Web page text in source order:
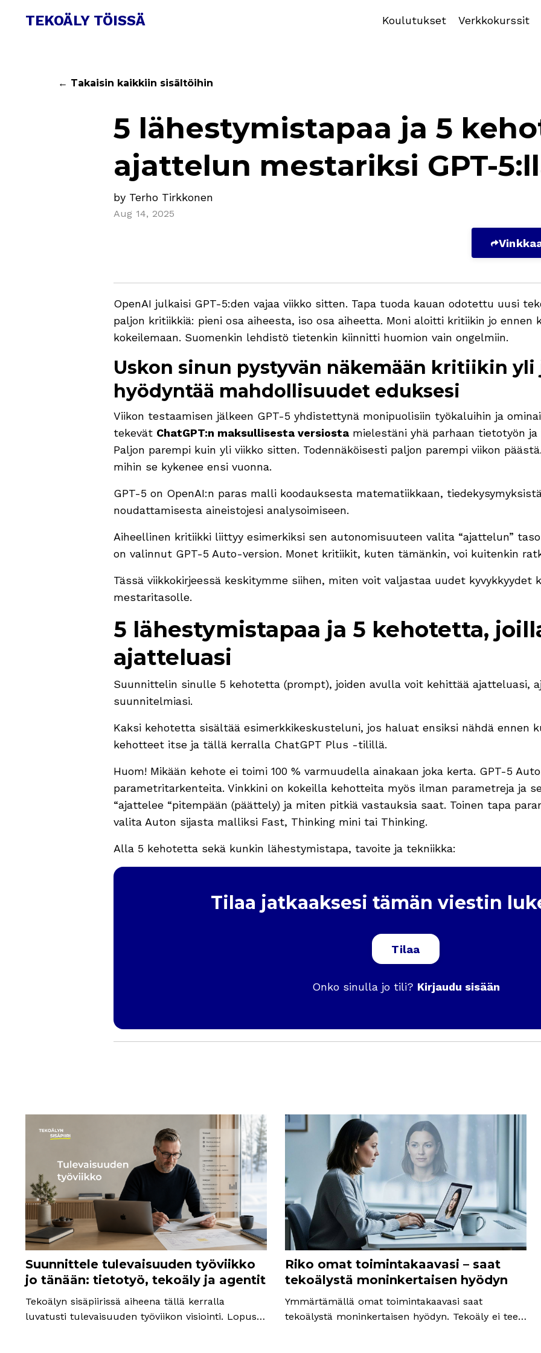
TEKOÄLY TÖISSÄ Koulutukset Verkkokurssit
← Takaisin kaikkiin sisältöihin
5 lähestymistapaa ja 5
ajattelun mestariksi GPT-
by Terho Tirkkonen
Aug 14, 2025
OpenAI julkaisi GPT-5:den vajaa viikko sitten. Tapa tuoda kauan odotettu uusi
paljon kritiikkiä: pieni osa aiheesta, iso osa aiheetta. Moni aloitti kritiikin jo ennen
kokeilemaan. Suomenkin lehdistö tietenkin kiinnitti huomion vain ongelmiin.
Uskon sinun pystyvän näkemään kritiikin yli
hyödyntää mahdollisuudet eduksesi
Viikon testaamisen jälkeen GPT-5 yhdistettynä monipuolisiin työkaluihin ja
tekevät ChatGPT:n maksullisesta versiosta mielestäni yhä parhaan tietotyön
Paljon parempi kuin yli viikko sitten. Todennäköisesti paljon parempi viikon
mihin se kykenee ensi vuonna.
GPT-5 on OpenAI:n paras malli koodauksesta matematiikkaan,
noudattamisesta aineistojesi analysoimiseen.
Aiheellinen kritiikki liittyy esimerkiksi sen autonomisuuteen valita “ajattelun”
on valinnut GPT-5 Auto-version. Monet kritiikit, kuten tämänkin, voi kuitenkin
Tässä viikkokirjeessä keskitymme siihen, miten voit valjastaa uudet kyvykkyydet
mestaritasolle.
5 lähestymistapaa ja 5 kehotetta,
ajatteluasi
Suunnittelin sinulle 5 kehotetta (prompt), joiden avulla voit kehittää ajatteluasi,
suunnitelmiasi.
Kaksi kehotetta sisältää esimerkkikeskusteluni, jos haluat ensiksi nähdä ennen
kehotteet itse ja tällä kerralla ChatGPT Plus -tilillä.
Huom! Mikään kehote ei toimi 100 % varmuudella ainakaan joka kerta. GPT-5
parametritarkenteita. Vinkkini on kokeilla kehotteita myös ilman parametreja ja
“ajattelee “pitempään (päättely) ja miten pitkiä vastauksia saat. Toinen tapa
valita Auton sijasta malliksi Fast, Thinking mini tai Thinking.
Alla 5 kehotetta sekä kunkin lähestymistapa, tavoite ja tekniikka:
Tilaa jatkaaksesi tämän viestin
Tilaa
Onko sinulla jo tili? Kirjaudu sisään
Suunnittele tulevaisuuden työviikko
jo tänään: tietotyö, tekoäly ja agentit
Tekoälyn sisäpiirissä aiheena tällä kerralla
luvatusti tulevaisuuden työviikon visiointi. Lopussa
Riko omat toimintakaavasi – saat
tekoälystä moninkertaisen hyödyn
Ymmärtämällä omat toimintakaavasi saat
tekoälystä moninkertaisen hyödyn. Tekoäly ei tee